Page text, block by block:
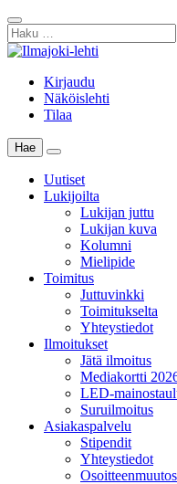
Skip
to
content
Sulje
haku
Haku:
Kirjaudu
Näköislehti
Tilaa
Hae
Main
Menu
Uutiset
Lukijoilta
Lukijan juttu
Lukijan kuva
Kolumni
Mielipide
Toimitus
Juttuvinkki
Toimitukselta
Yhteystiedot
Ilmoitukset
Jätä ilmoitus
Mediakortti
LED-
Suruilmoitus
Asiakaspalvelu
Stipendit
Yhteystiedot
Osoitteenmuutos